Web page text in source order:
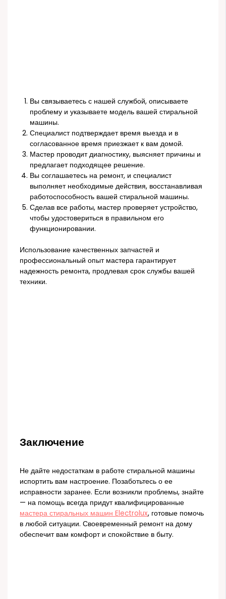
Вы связываетесь с нашей службой, описываете
проблему и указываете модель вашей стиральной
машины.
Специалист подтверждает время выезда и в
согласованное время приезжает к вам домой.
Мастер проводит диагностику, выясняет причины и
предлагает подходящее решение.
Вы соглашаетесь на ремонт, и специалист
выполняет необходимые действия, восстанавливая
работоспособность вашей стиральной машины.
Сделав все работы, мастер проверяет устройство,
чтобы удостовериться в правильном его
функционировании.
Использование качественных запчастей и
профессиональный опыт мастера гарантирует
надежность ремонта, продлевая срок службы вашей
техники.
Заключение
Не дайте недостаткам в работе стиральной машины
испортить вам настроение. Позаботьтесь о ее
исправности заранее. Если возникли проблемы, знайте
— на помощь всегда придут квалифицированные
мастера стиральных машин Electrolux, готовые помочь
в любой ситуации. Своевременный ремонт на дому
обеспечит вам комфорт и спокойствие в быту.